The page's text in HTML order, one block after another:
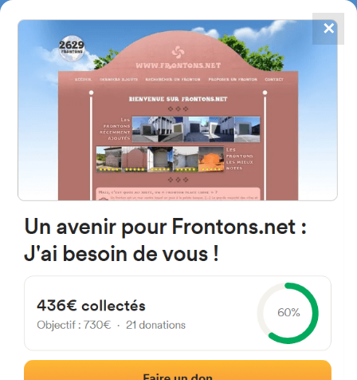
FRONTONS.NET
RECHERCHER UN FRONTON
PROPOSER UN FRONTON
4867
frontons
33185 Le Haillan, France
Photos Commentaires et avis
✕